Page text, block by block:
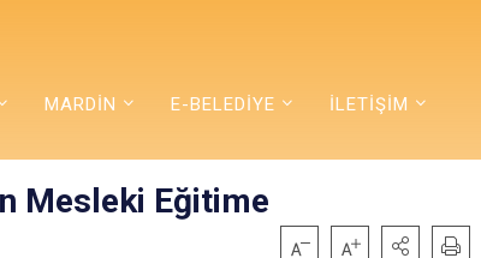
MARDİN E-BELEDİYE İLETİŞİM
Mesleki Eğitime